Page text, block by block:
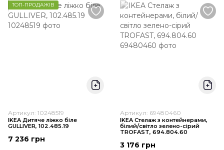
ТОП-ПРОДАЖІВ
Артикул: 10248519
IKEA Дитяче ліжко біле
GULLIVER, 102.485.19
7 236 грн
Артикул: 69480460
IKEA Стелаж з контейнерами,
білий/світло зелено-сірий
TROFAST, 694.804.60
3 176 грн